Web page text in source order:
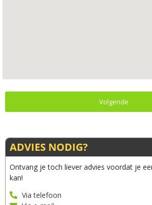
Volgende
ADVIES NODIG?
Ontvang je toch liever advies voordat je
kan!
Via telefoon